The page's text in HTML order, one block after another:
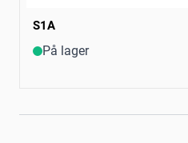
S1A
På lager